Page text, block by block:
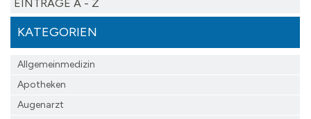
EINTRÄGE A - Z
KATEGORIEN
Allgemeinmedizin
Apotheken
Augenarzt